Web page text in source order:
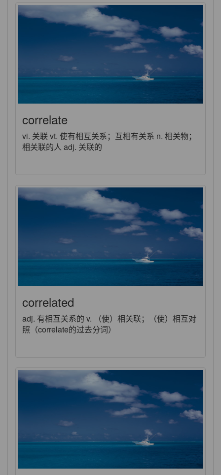
correlate
vi. 关联 vt. 使有相互关系；互相有关系 n. 相关物；
相关联的人 adj. 关联的
correlated
adj. 有相互关系的 v. （使）相关联；（使）相互对
照（correlate的过去分词）